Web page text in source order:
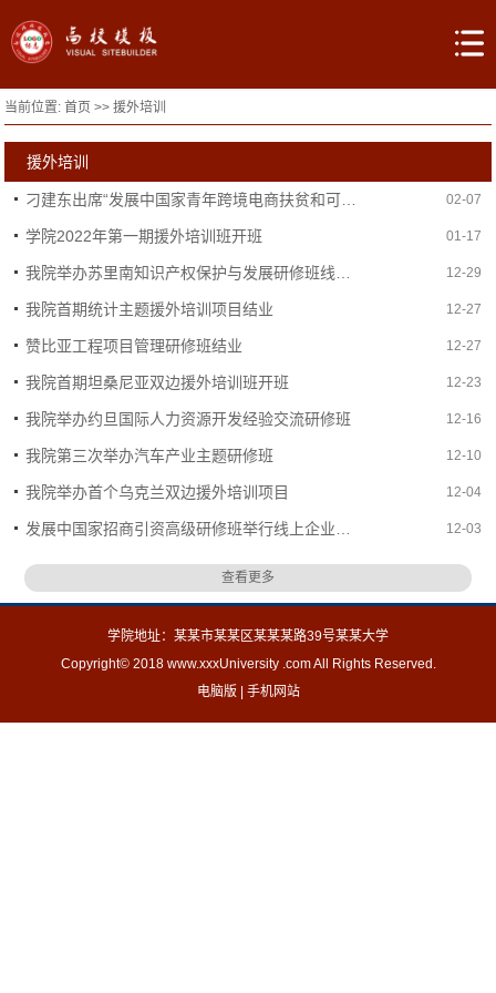
当前位置:首页 >>援外培训
援外培训
02-07
学院2022年第一期援外培训班开班 01-17
12-29
我院首期统计主题援外培训项目结业 12-27
赞比亚工程项目管理研修班结业 12-27
我院首期坦桑尼亚双边援外培训班开班 12-23
我院举办约旦国际人力资源开发经验交流研修班 12-16
我院第三次举办汽车产业主题研修班 12-10
我院举办首个乌克兰双边援外培训项目 12-04
12-03
查看更多
学院地址：某某市某某区某某某路39号某某大学
Copyright© 2018 www.xxxUniversity .com All Rights Reserved.
电脑版
手机网站